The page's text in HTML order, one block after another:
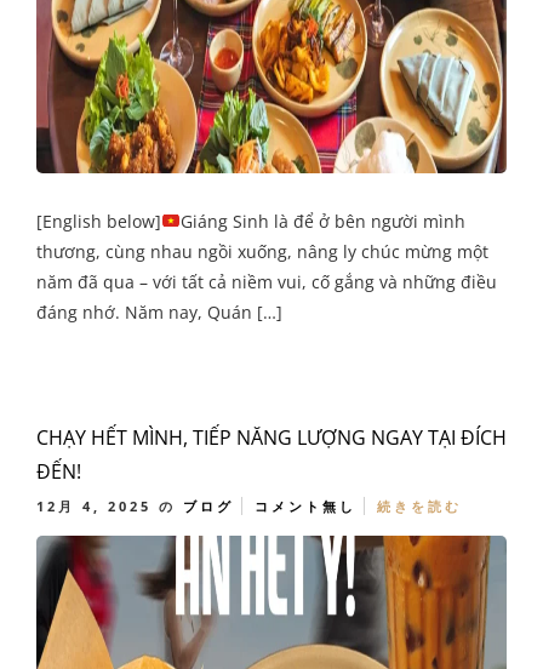
[English below]
Giáng Sinh là để ở bên người mình
thương, cùng nhau ngồi xuống, nâng ly chúc mừng một
năm đã qua – với tất cả niềm vui, cố gắng và những điều
đáng nhớ. Năm nay, Quán […]
CHẠY HẾT MÌNH, TIẾP NĂNG LƯỢNG NGAY TẠI ĐÍCH
ĐẾN!
12月 4, 2025 の ブログ コメント無し 続きを読む